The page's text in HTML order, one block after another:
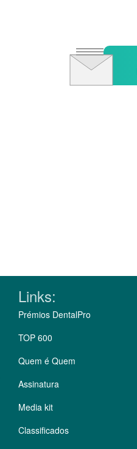
Links:
Prémios DentalPro
TOP 600
Quem é Quem
Assinatura
Media kit
Classificados